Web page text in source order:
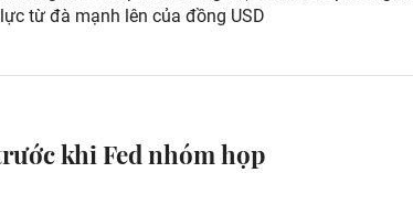
từ đà mạnh lên của đồng USD
khi Fed nhóm họp